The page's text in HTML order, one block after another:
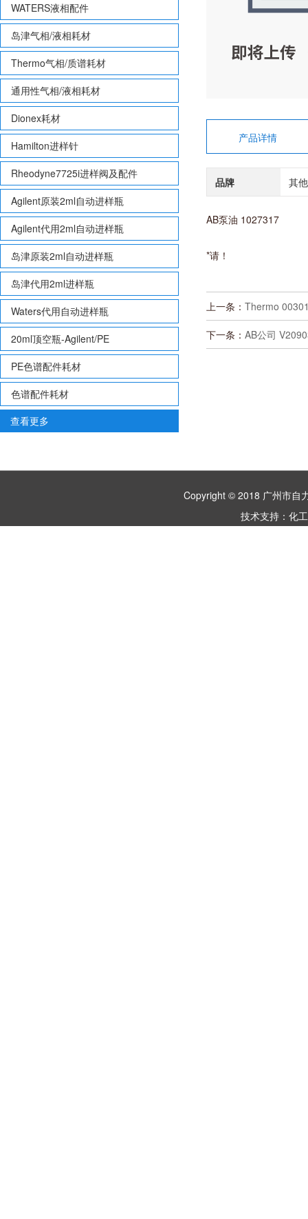
WATERS液相配件
岛津气相/液相耗材
Thermo气相/质谱耗材
通用性气相/液相耗材
Dionex耗材
Hamilton进样针
Rheodyne7725i进样阀及配件
Agilent原装2ml自动进样瓶
Agilent代用2ml自动进样瓶
岛津原装2ml自动进样瓶
岛津代用2ml进样瓶
Waters代用自动进样瓶
20ml顶空瓶-Agilent/PE
PE色谱配件耗材
色谱配件耗材
查看更多
产品详情
品牌 其
AB泵油 1027317
*请！
上一条： Thermo
下一条： AB公司
Copyright © 2018 广州市
技术支持： 化